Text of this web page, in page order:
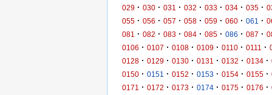
029 · 030 · 031 · 032 · 033 · 034 · 035 ·
055 · 056 · 057 · 058 · 059 · 060 · 061 ·
081
· 082 · 083 · 084 · 085 · 086 · 087 ·
0106 · 0107 · 0108 · 0109 · 0110 · 0111 ·
0128 · 0129 · 0130 · 0131 · 0132 · 0134 ·
0150 · 0151 · 0152 · 0153 · 0154 · 0155 ·
0171
· 0172 · 0173 · 0174 · 0175 · 0176 ·